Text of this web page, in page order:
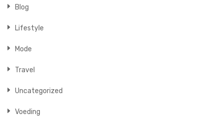
Blog
Lifestyle
Mode
Travel
Uncategorized
Voeding